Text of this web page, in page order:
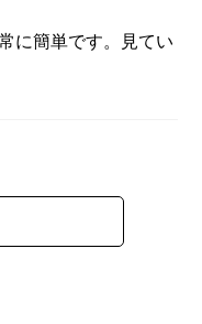
に簡単です。見てい